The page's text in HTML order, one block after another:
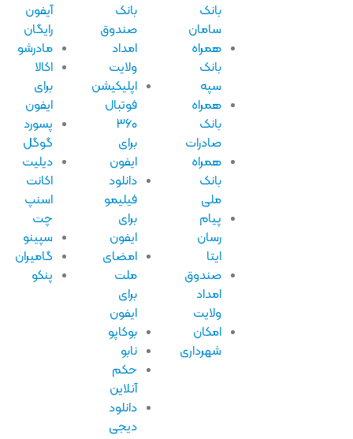
سامان
همراه
همراه
صادرات
همراه
پیام
رسان
صندوق
امداد
ولایت
امکان
شهرداری
صندوق
امداد
ولایت
اپلیکیشن
فوتبال
ایفون
دانلود
فیلیمو
ایفون
امضای
ایفون
بوکاپو
نابو
حکم
آنلاین
دانلود
دیجی
آیفون
رایگان
مادرشو
اکالا
ایفون
پسورد
گوگل
دیلیت
اکانت
اسنپ
سپینو
گامیران
پنکو